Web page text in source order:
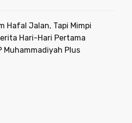
Hafal Jalan, Tapi Mimpi
Hari-Hari Pertama
Muhammadiyah Plus